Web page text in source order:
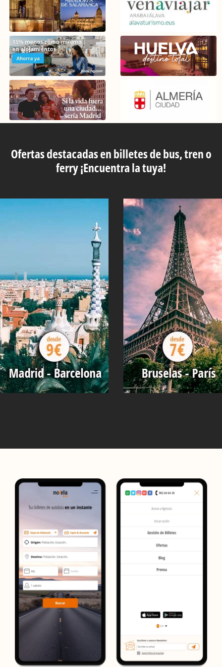
Ofertas destacadas en billetes de bus, tren o
ferry ¡Encuentra la tuya!